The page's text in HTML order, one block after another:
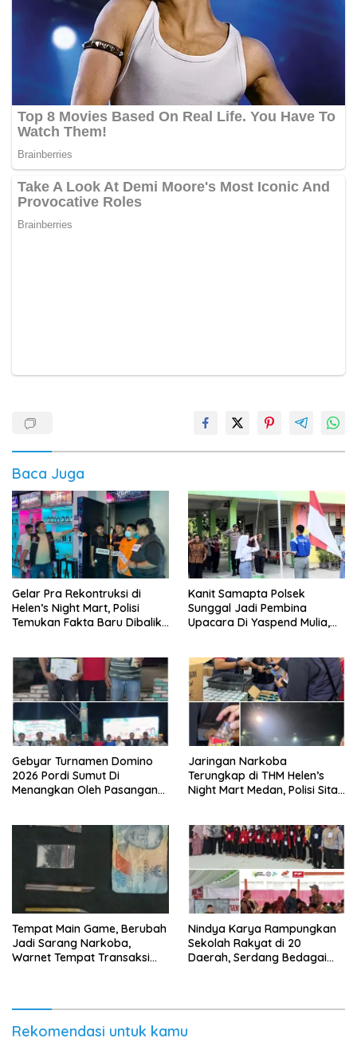
Baca Juga
Gelar Pra Rekontruksi di
Helen’s Night Mart, Polisi
Temukan Fakta Baru Dibalik
Kanit Samapta Polsek
Sunggal Jadi Pembina
Upacara Di Yaspend Mulia,
Penyalahgunaan Narkoba
Gebyar Turnamen Domino
2026 Pordi Sumut Di
Menangkan Oleh Pasangan
Jaringan Narkoba
Terungkap di THM Helen’s
Night Mart Medan, Polisi Sita
Tempat Main Game, Berubah
Jadi Sarang Narkoba,
Warnet Tempat Transaksi
Nindya Karya Rampungkan
Sekolah Rakyat di 20
Daerah, Serdang Bedagai
Rekomendasi untuk kamu